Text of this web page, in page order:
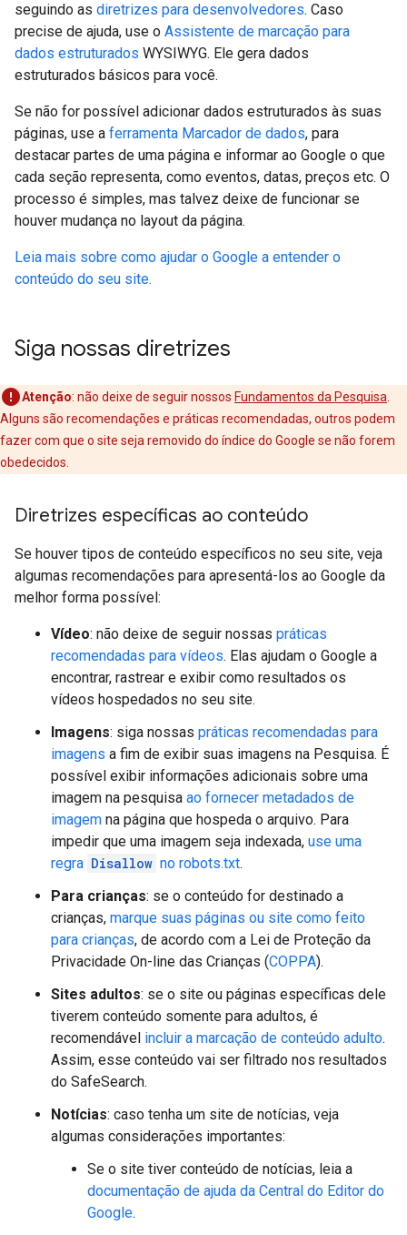
seguindo as diretrizes para desenvolvedores. Caso
precise de ajuda, use o Assistente de marcação para
dados estruturados WYSIWYG. Ele gera dados
estruturados básicos para você.
Se não for possível adicionar dados estruturados às suas
páginas, use a ferramenta Marcador de dados, para
destacar partes de uma página e informar ao Google o que
cada seção representa, como eventos, datas, preços etc. O
processo é simples, mas talvez deixe de funcionar se
houver mudança no layout da página.
Leia mais sobre como ajudar o Google a entender o
conteúdo do seu site.
Siga nossas diretrizes
Atenção: não deixe de seguir nossos Fundamentos da Pesquisa
Alguns são recomendações e práticas recomendadas, outros podem
fazer com que o site seja removido do índice do Google se não forem
obedecidos.
Diretrizes específicas ao conteúdo
Se houver tipos de conteúdo específicos no seu site, veja
algumas recomendações para apresentá-los ao Google da
melhor forma possível:
Vídeo: não deixe de seguir nossas práticas
recomendadas para vídeos. Elas ajudam o Google a
encontrar, rastrear e exibir como resultados os
vídeos hospedados no seu site.
Imagens: siga nossas práticas recomendadas para
imagens a fim de exibir suas imagens na Pesquisa. É
possível exibir informações adicionais sobre uma
imagem na pesquisa ao fornecer metadados de
imagem na página que hospeda o arquivo. Para
impedir que uma imagem seja indexada, use uma
regra Disallow no robots.txt.
Para crianças: se o conteúdo for destinado a
crianças, marque suas páginas ou site como feito
para crianças, de acordo com a Lei de Proteção da
Privacidade On-line das Crianças (COPPA).
Sites adultos: se o site ou páginas específicas dele
tiverem conteúdo somente para adultos, é
recomendável incluir a marcação de conteúdo adulto.
Assim, esse conteúdo vai ser filtrado nos resultados
do SafeSearch.
Notícias: caso tenha um site de notícias, veja
algumas considerações importantes:
Se o site tiver conteúdo de notícias, leia a
documentação de ajuda da Central do Editor do
Google.